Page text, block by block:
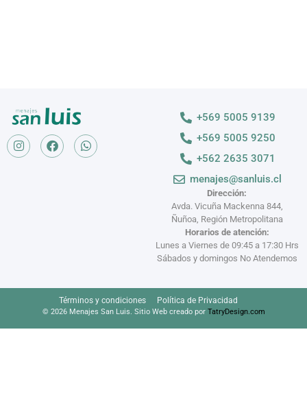
Dirección:
Avda. Vicuña Mackenna 844,
Ñuñoa, Región Metropolitana
Horarios de atención:
Lunes a Viernes de 09:45 a 17:30 Hrs
Sábados y domingos No Atendemos
+569 5005 9139
+569 5005 9250
+562 2635 3071
menajes@sanluis.cl
Términos y condiciones Política de Privacidad
© 2026 Menajes San Luis. Sitio Web creado por TatryDesign.com